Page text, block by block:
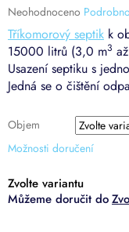
Objem
Možnosti doručení
Tříkomorový septik k
15000 litrů (3,0 m3
Usazení septiku s
Jedná se o čištění
Průměrné
hodnocení
produktu
je
0,0
z
Neohodnoceno
Zvolte variantu